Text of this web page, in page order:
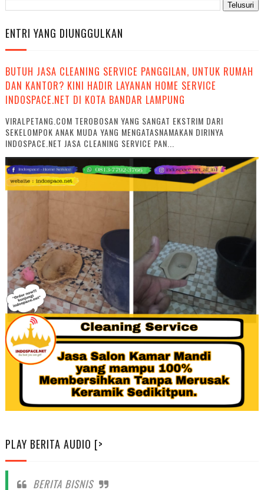
ENTRI YANG DIUNGGULKAN
BUTUH JASA CLEANING SERVICE PANGGILAN, UNTUK RUMAH
DAN KANTOR? KINI HADIR LAYANAN HOME SERVICE
INDOSPACE.NET DI KOTA BANDAR LAMPUNG
VIRALPETANG.COM TEROBOSAN YANG SANGAT EKSTRIM DARI
SEKELOMPOK ANAK MUDA YANG MENGATASNAMAKAN DIRINYA
INDOSPACE.NET JASA CLEANING SERVICE PAN...
PLAY BERITA AUDIO [>
BERITA BISNIS